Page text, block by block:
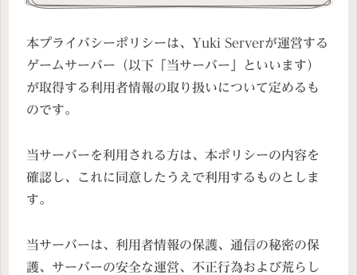
本プライバシーポリシーは、Yuki Serverが運営する
ゲームサーバー（以下「当サーバー」といいます）
が取得する利用者情報の取り扱いについて定めるも
のです。
当サーバーを利用される方は、本ポリシーの内容を
確認し、これに同意したうえで利用するものとしま
す。
当サーバーは、利用者情報の保護、通信の秘密の保
護、サーバーの安全な運営、不正行為および荒らし